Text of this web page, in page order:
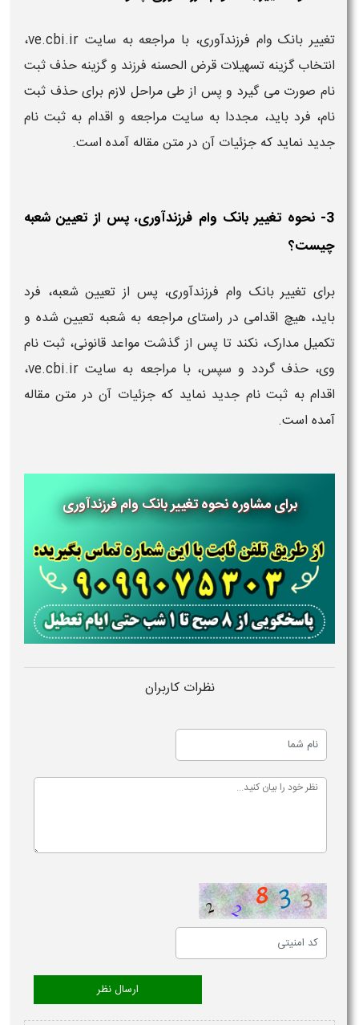
تغییر بانک وام فرزندآوری، با مراجعه به سایت ve.cbi.ir،
انتخاب گزینه تسهیلات قرض الحسنه فرزند و گزینه حذف ثبت
نام صورت می گیرد و پس از طی مراحل لازم برای حذف ثبت
نام، فرد باید، مجددا به سایت مراجعه و اقدام به ثبت نام
جدید نماید که جزئیات آن در متن مقاله آمده است.
3- نحوه تغییر بانک وام فرزندآوری، پس از تعیین شعبه
چیست؟
برای تغییر بانک وام فرزندآوری، پس از تعیین شعبه، فرد
باید، هیچ اقدامی در راستای مراجعه به شعبه تعیین شده و
تکمیل مدارک، نکند تا پس از گذشت مواعد قانونی، ثبت نام
وی، حذف گردد و سپس، با مراجعه به سایت ve.cbi.ir،
اقدام به ثبت نام جدید نماید که جزئیات آن در متن مقاله
آمده است.
برای مشاوره نحوه تغییر بانک وام فرزندآوری
نظرات کاربران